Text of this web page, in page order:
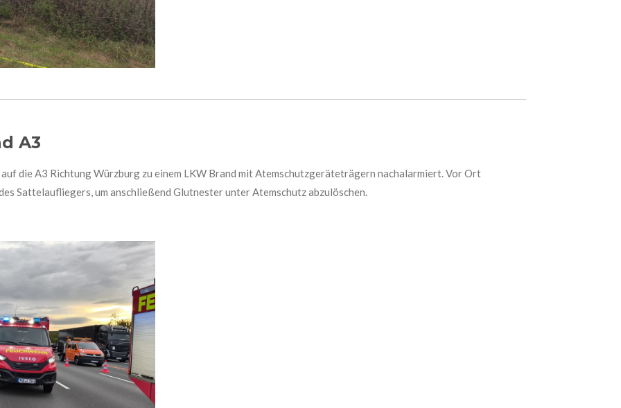
A3
die A3 Richtung Würzburg zu einem LKW Brand mit Atemschutzgeräteträgern nachalarmiert. Vor Ort
Sattelaufliegers, um anschließend Glutnester unter Atemschutz abzulöschen.